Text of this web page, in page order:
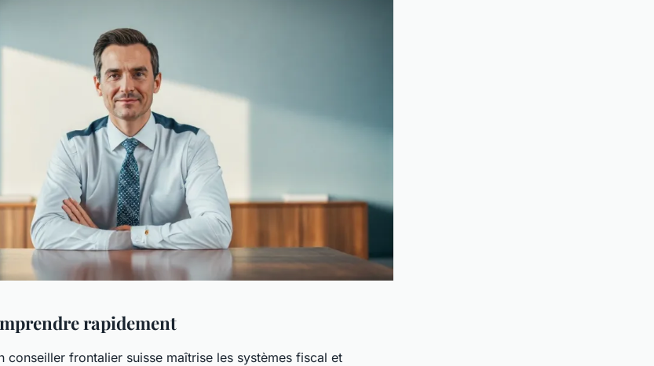
rapidement
conseiller frontalier suisse maîtrise les systèmes fiscal et